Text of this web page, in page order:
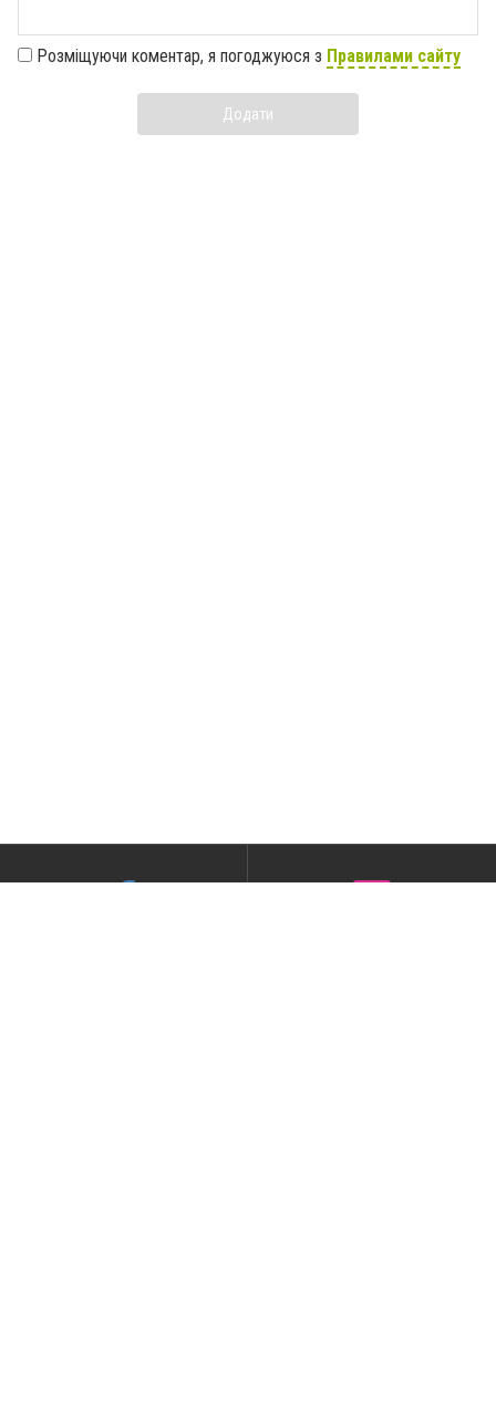
Розміщуючи коментар, я погоджуюся з Правилами сайту
Додати